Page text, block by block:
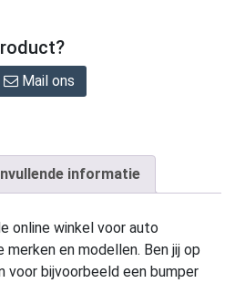
Mail ons
informatie
online winkel voor auto
en modellen. Ben jij op
voor bijvoorbeeld een bumper